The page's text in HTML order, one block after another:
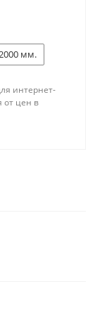
мм.
интернет-
от цен в